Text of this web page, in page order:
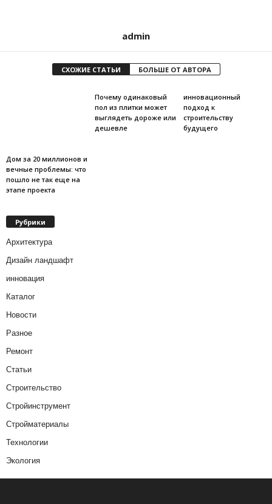
admin
СХОЖИЕ СТАТЬИ БОЛЬШЕ ОТ АВТОРА
Дом за 20 миллионов и
вечные проблемы: что
пошло не так еще на
этапе проекта
Почему одинаковый
пол из плитки может
выглядеть дороже или
дешевле
инновационный
подход к
строительству
будущего
Рубрики
Архитектура
Дизайн ландшафт
инновация
Каталог
Новости
Разное
Ремонт
Статьи
Строительство
Стройинструмент
Стройматериалы
Технологии
Экология